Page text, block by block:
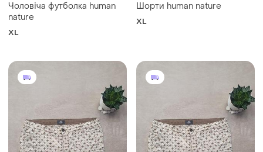
Чоловіча футболка human
nature
XL
Шорти human nature
XL